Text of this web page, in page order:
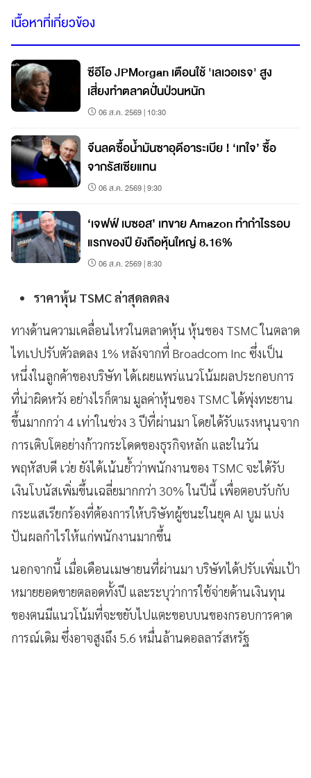
เนื้อหาที่เกี่ยวข้อง
ซีอีโอ JPMorgan เตือนใช้ 'เลเวอเรจ' สูง
เสี่ยงทำตลาดปั่นป่วนหนัก
06 ส.ค. 2569 | 10:30
จีนลดซื้อน้ำมันซาอุดีอาระเบีย ! ‘เทใจ’ ซื้อ
จากรัสเซียแทน
06 ส.ค. 2569 | 9:30
‘เจฟฟ์ เบซอส’ เทขาย Amazon ทำกำไรรอบ
แรกของปี ยังถือหุ้นใหญ่ 8.16%
06 ส.ค. 2569 | 8:30
ราคาหุ้น TSMC ล่าสุดลดลง
ทางด้านความเคลื่อนไหวในตลาดหุ้น หุ้นของ TSMC ในตลาด
ไทเปปรับตัวลดลง 1% หลังจากที่ Broadcom Inc ซึ่งเป็น
หนึ่งในลูกค้าของบริษัท ได้เผยแพร่แนวโน้มผลประกอบการ
ที่น่าผิดหวัง อย่างไรก็ตาม มูลค่าหุ้นของ TSMC ได้พุ่งทะยาน
ขึ้นมากกว่า 4 เท่าในช่วง 3 ปีที่ผ่านมา โดยได้รับแรงหนุนจาก
การเติบโตอย่างก้าวกระโดดของธุรกิจหลัก และในวัน
พฤหัสบดี เว่ย ยังได้เน้นย้ำว่าพนักงานของ TSMC จะได้รับ
เงินโบนัสเพิ่มขึ้นเฉลี่ยมากกว่า 30% ในปีนี้ เพื่อตอบรับกับ
กระแสเรียกร้องที่ต้องการให้บริษัทผู้ชนะในยุค AI บูม แบ่ง
ปันผลกำไรให้แก่พนักงานมากขึ้น
นอกจากนี้ เมื่อเดือนเมษายนที่ผ่านมา บริษัทได้ปรับเพิ่มเป้า
หมายยอดขายตลอดทั้งปี และระบุว่าการใช้จ่ายด้านเงินทุน
ของตนมีแนวโน้มที่จะขยับไปแตะขอบบนของกรอบการคาด
การณ์เดิม ซึ่งอาจสูงถึง 5.6 หมื่นล้านดอลลาร์สหรัฐ